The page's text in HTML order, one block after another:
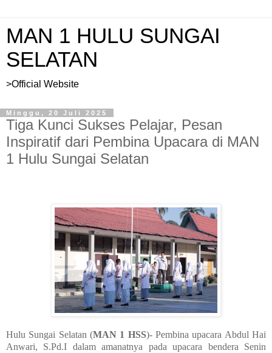
MAN 1 HULU SUNGAI
SELATAN
>Official Website
Minggu, 20 Juli 2025
Tiga Kunci Sukses Pelajar, Pesan
Inspiratif dari Pembina Upacara di MAN
1 Hulu Sungai Selatan
Hulu Sungai Selatan (MAN 1 HSS)- Pembina upacara Abdul Hai
Anwari, S.Pd.I dalam amanatnya pada upacara bendera Senin